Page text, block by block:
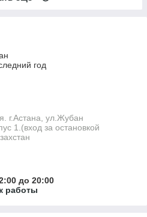
год
г.Астана, ул.Жубан
1.(вход за остановкой
до 20:00
работы